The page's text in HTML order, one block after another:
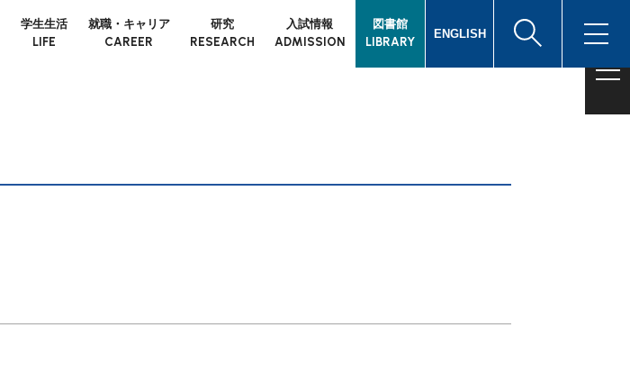
学生生活
LIFE
就職・キャリア
CAREER
研究
RESEARCH
入試情報
ADMISSION
図書館
LIBRARY
ENGLISH